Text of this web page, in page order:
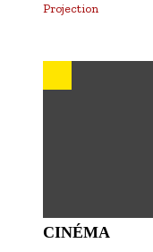
Projection
CINÉMA